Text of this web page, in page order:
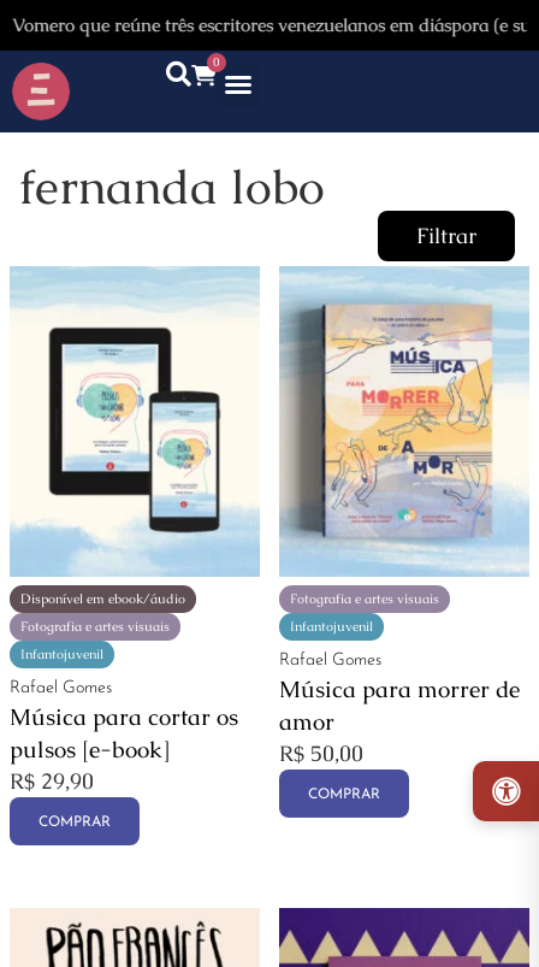
que reúne três escritores venezuelanos em diáspora (e suas
0
fernanda lobo
Filtrar
Promoção
Disponível em ebook/áudio
Fotografia e artes visuais
Infantojuvenil
Rafael Gomes
Música para cortar os
pulsos [e-book]
R$ 29,90
COMPRAR
Fotografia e artes visuais
Infantojuvenil
Rafael Gomes
Música para morrer de
amor
R$ 50,00
COMPRAR